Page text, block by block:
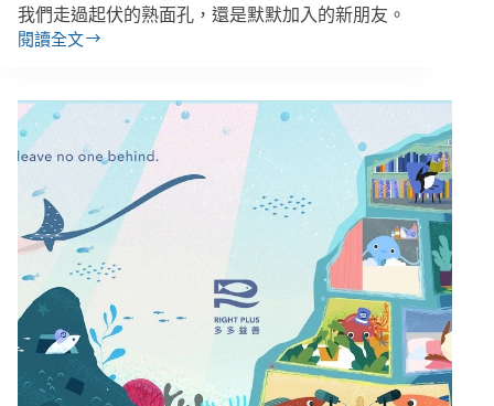
我們走過起伏的熟面孔，還是默默加入的新朋友。
閱讀全文
2024
＆
徵
信
告：
從
赤
字
出
發，
繼